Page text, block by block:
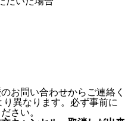
お問い合わせからご連絡く
異なります。必ず事前に
さい。